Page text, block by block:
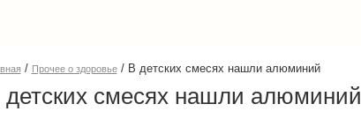
/ Прочее о здоровье/ В детских смесях нашли алюминий
смесях нашли алюминий